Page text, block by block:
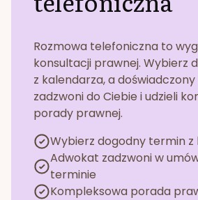
Rozmowa telefoniczna to
konsultacji prawnej. Wybierz
z kalendarza, a
zadzwoni do Ciebie i udzieli
porady prawnej.
Wybierz dogodny termin z
Adwokat zadzwoni w
terminie
Kompleksowa porada